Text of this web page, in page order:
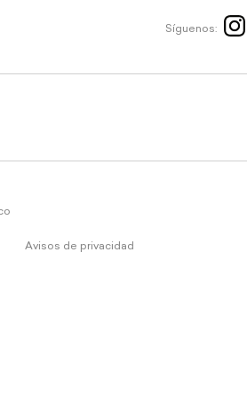
Síguenos:
Avisos de privacidad